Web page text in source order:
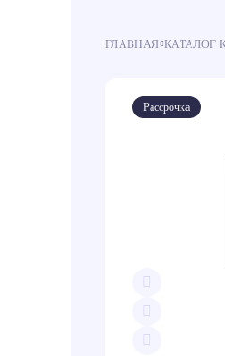
ГЛАВНАЯ КАТАЛОГ
Рассрочка
Ипотека
Ипотека